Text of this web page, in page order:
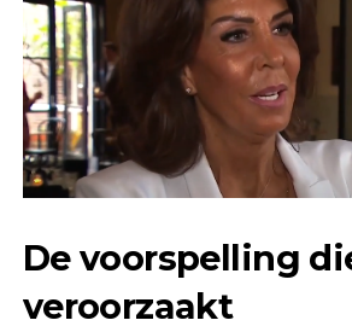
De voorspelling
veroorzaakt